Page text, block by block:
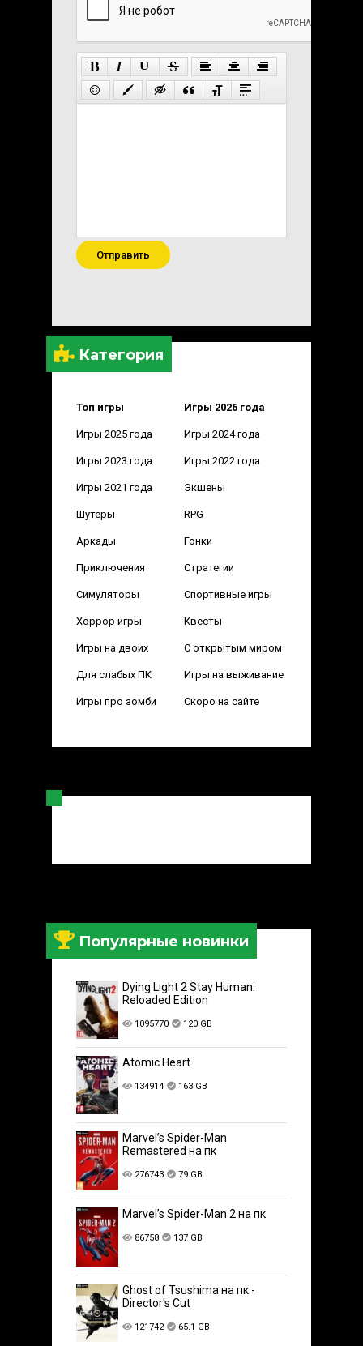
Категория
Топ игры Игры 2026 года
Игры 2025 года Игры 2024 года
Игры 2023 года Игры 2022 года
Игры 2021 года Экшены
Шутеры RPG
Аркады Гонки
Приключения Стратегии
Симуляторы Спортивные игры
Хоррор игры Квесты
Игры на двоих С открытым миром
Для слабых ПК Игры на выживание
Игры про зомби Скоро на сайте
Популярные новинки
Dying Light 2 Stay Human:
Reloaded Edition
1095770 120 GB
Atomic Heart
134914 163 GB
Marvel’s Spider-Man
Remastered на пк
276743 79 GB
Marvel’s Spider-Man 2 на пк
86758 137 GB
Ghost of Tsushima на пк -
Director's Cut
121742 65.1 GB
Отправить